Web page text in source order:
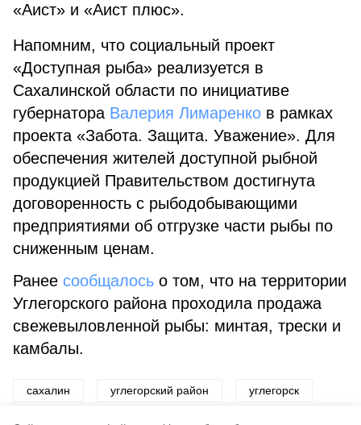
«Аист» и «Аист плюс».
Напомним, что социальный проект
«Доступная рыба» реализуется в
Сахалинской области по инициативе
губернатора Валерия Лимаренко в рамках
проекта «Забота. Защита. Уважение». Для
обеспечения жителей доступной рыбной
продукцией Правительством достигнута
договоренность с рыбодобывающими
предприятиями об отгрузке части рыбы по
сниженным ценам.
Ранее сообщалось о том, что на территории
Углегорского района проходила продажа
свежевыловленной рыбы: минтая, трески и
камбалы.
сахалин углегорский район углегорск